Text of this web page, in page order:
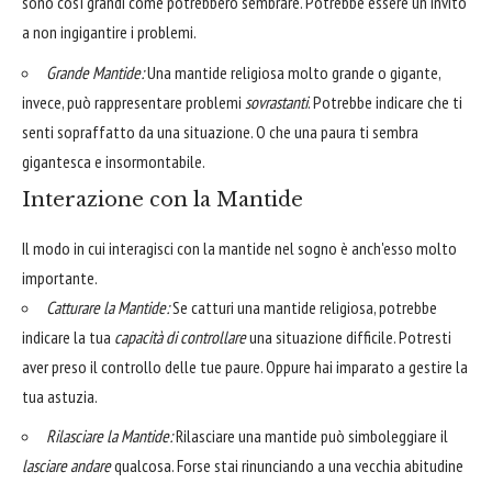
a non ingigantire i problemi.
Grande Mantide:Una mantide religiosa molto grande o gigante,
invece, può rappresentare problemi sovrastanti. Potrebbe indicare che ti
senti sopraffatto da una situazione. O che una paura ti sembra
gigantesca e insormontabile.
Interazione con la Mantide
Il modo in cui interagisci con la mantide nel sogno è anch'esso molto
importante.
Catturare la Mantide:Se catturi una mantide religiosa, potrebbe
indicare la tua capacità di controllareuna situazione difficile. Potresti
aver preso il controllo delle tue paure. Oppure hai imparato a gestire la
tua astuzia.
Rilasciare la Mantide:Rilasciare una mantide può simboleggiare il
lasciare andarequalcosa. Forse stai rinunciando a una vecchia abitudine